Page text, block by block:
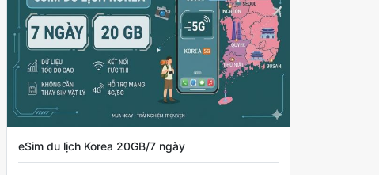
eSim du lịch Korea 20GB/7 ngày